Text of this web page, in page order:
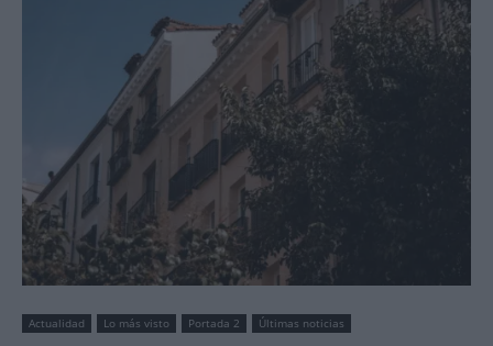
Actualidad Lo más visto Portada 2 Últimas noticias